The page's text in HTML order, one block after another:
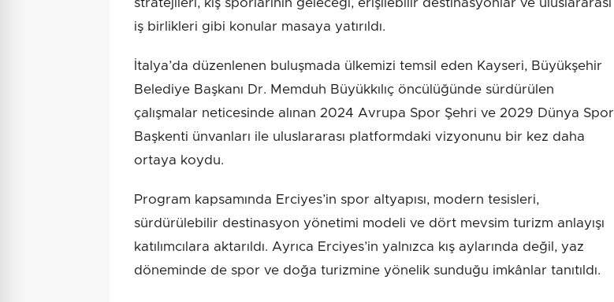
stratejileri, kış sporlarının geleceği, erişilebilir destinasyonlar ve uluslararası
iş birlikleri gibi konular masaya yatırıldı.
İtalya’da düzenlenen buluşmada ülkemizi temsil eden Kayseri, Büyükşehir
Belediye Başkanı Dr. Memduh Büyükkılıç öncülüğünde sürdürülen
çalışmalar neticesinde alınan 2024 Avrupa Spor Şehri ve 2029 Dünya Spor
Başkenti ünvanları ile uluslararası platformdaki vizyonunu bir kez daha
ortaya koydu.
Program kapsamında Erciyes’in spor altyapısı, modern tesisleri,
sürdürülebilir destinasyon yönetimi modeli ve dört mevsim turizm anlayışı
katılımcılara aktarıldı. Ayrıca Erciyes’in yalnızca kış aylarında değil, yaz
döneminde de spor ve doğa turizmine yönelik sunduğu imkânlar tanıtıldı.